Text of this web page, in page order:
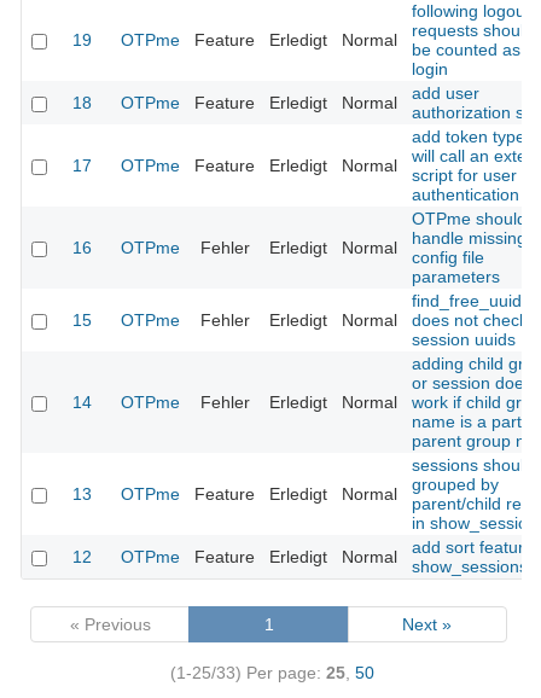
19 OTPme Feature Erledigt Normal
following logout
requests should
be counted as
login
18
OTPme Feature Erledigt Normal
add user
authorization
17 OTPme Feature Erledigt Normal
add token type
will call an
script for user
authentication
16 OTPme Fehler Erledigt Normal
OTPme should
handle missing
config file
parameters
15 OTPme Fehler Erledigt Normal
find_free_uuid()
does not check
session uuids
14 OTPme Fehler Erledigt Normal
adding child
or session does
work if child
name is a part of
parent group
13 OTPme Feature Erledigt Normal
sessions should
grouped by
parent/child
in
12
OTPme Feature Erledigt Normal
add sort feature
show_sessions()
« Previous 1 Next »
(1-25/33) Per page: 25 50